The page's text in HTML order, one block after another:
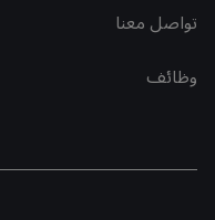
تواصل معنا
وظائف